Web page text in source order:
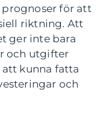
för att
riktning. Att
ger inte bara
och utgifter
att kunna fatta
och